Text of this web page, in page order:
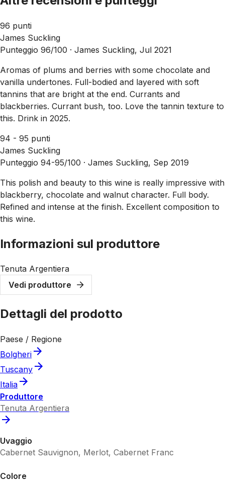
96 punti
James Suckling
Punteggio 96/100 · James Suckling, Jul 2021
Aromas of plums and berries with some chocolate and
vanilla undertones. Full-bodied and layered with soft
tannins that are bright at the end. Currants and
blackberries. Currant bush, too. Love the tannin texture to
this. Drink in 2025.
94 - 95 punti
James Suckling
Punteggio 94-95/100 · James Suckling, Sep 2019
This polish and beauty to this wine is really impressive with
blackberry, chocolate and walnut character. Full body.
Refined and intense at the finish. Excellent composition to
this wine.
Informazioni sul produttore
Tenuta Argentiera
Vedi produttore
Dettagli del prodotto
Paese / Regione
Bolgheri
Tuscany
Italia
Produttore
Tenuta Argentiera
Uvaggio
Cabernet Sauvignon, Merlot, Cabernet Franc
Colore